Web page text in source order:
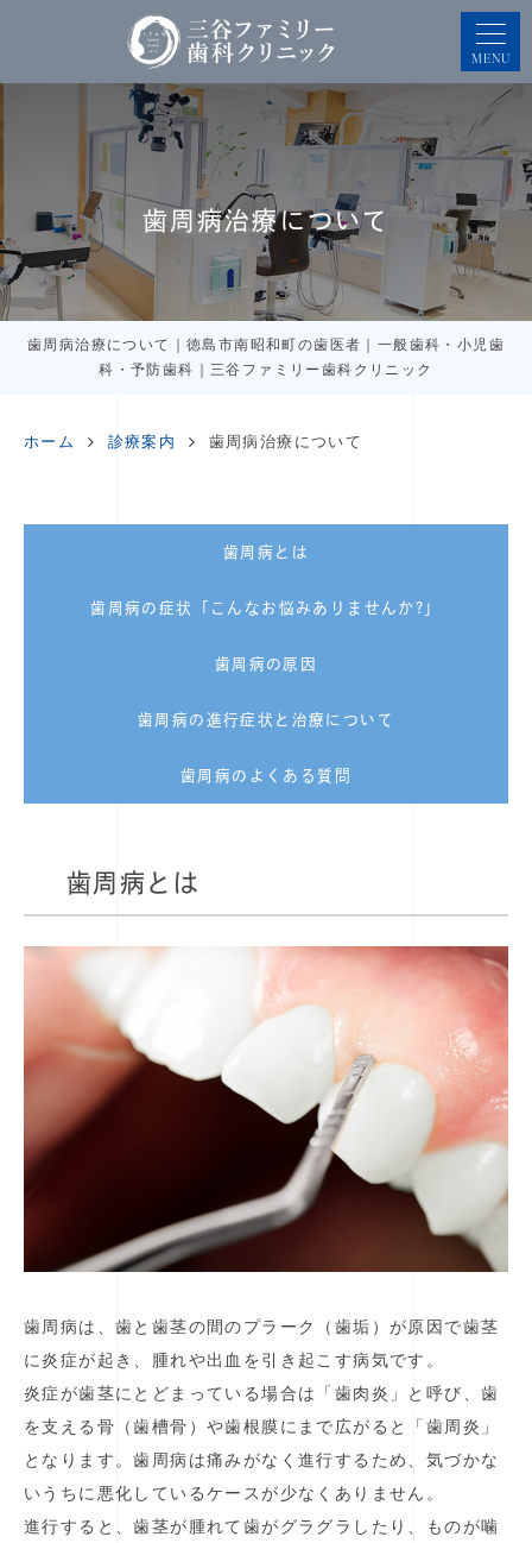
MENU
歯周病治療について
歯周病治療について｜徳島市南昭和町の歯医者｜一般歯科・小児歯
科・予防歯科｜三谷ファミリー歯科クリニック
ホーム 診療案内 歯周病治療について
歯周病とは
歯周病の症状「こんなお悩みありませんか?」
歯周病の原因
歯周病の進行症状と治療について
歯周病のよくある質問
歯周病とは
歯周病は、歯と歯茎の間のプラーク（歯垢）が原因で歯茎
に炎症が起き、腫れや出血を引き起こす病気です。
炎症が歯茎にとどまっている場合は「歯肉炎」と呼び、歯
を支える骨（歯槽骨）や歯根膜にまで広がると「歯周炎」
となります。歯周病は痛みがなく進行するため、気づかな
いうちに悪化しているケースが少なくありません。
進行すると、歯茎が腫れて歯がグラグラしたり、ものが噛